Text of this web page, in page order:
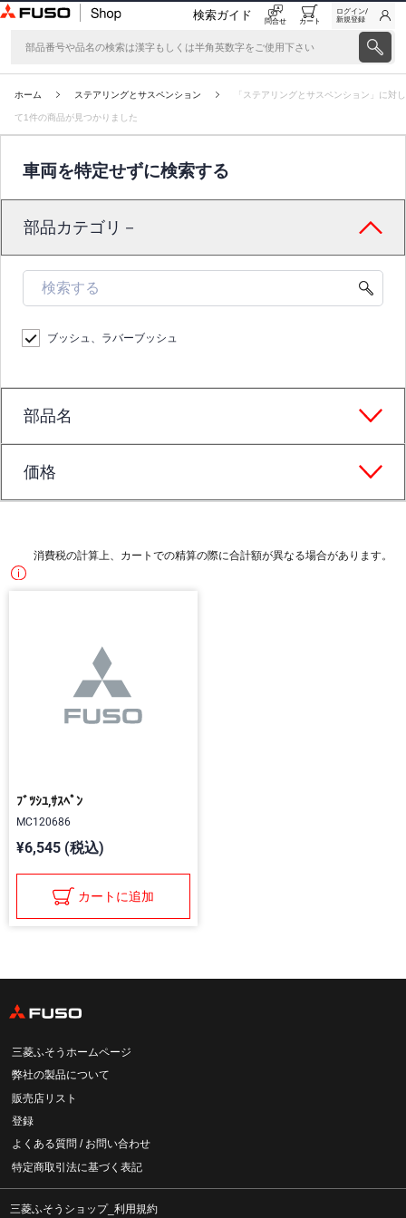
検索ガイド 問合せ カート
ログイン/
新規登録
ホーム ステアリングとサスペンション 「ステアリングとサスペンション」に対し
て1件の商品が見つかりました
車両を特定せずに検索する
部品カテゴリ－
ブッシュ、ラバーブッシュ
部品名
価格
消費税の計算上、カートでの精算の際に合計額が異なる場合があります。
ﾌﾞﾂｼﾕ,ｻｽﾍﾟﾝ
MC120686
¥6,545 (税込)
カートに追加
三菱ふそうホームページ
弊社の製品について
販売店リスト
登録
よくある質問 / お問い合わせ
特定商取引法に基づく表記
三菱ふそうショップ_利用規約